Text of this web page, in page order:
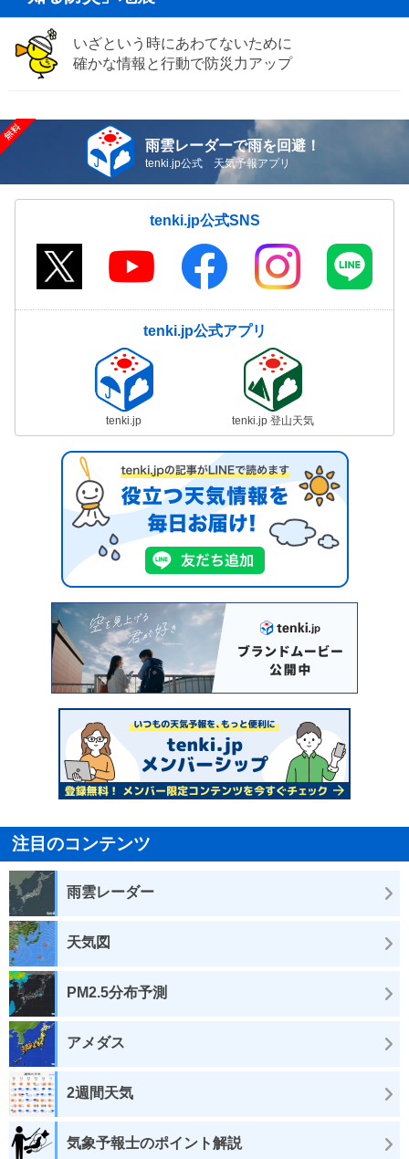
いざという時にあわてないために
確かな情報と行動で防災力アップ
雨雲レーダーで雨を回避！
tenki.jp公式 天気予報アプリ
tenki.jp公式SNS
tenki.jp公式アプリ
tenki.jp tenki.jp 登山天気
注目のコンテンツ
雨雲レーダー
天気図
PM2.5分布予測
アメダス
2週間天気
気象予報士のポイント解説